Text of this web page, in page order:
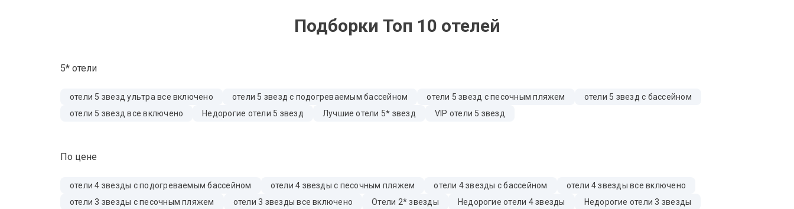
Подборки Топ 10 отелей
5* отели
отели 5 звезд ультра все включено отели 5 звезд с подогреваемым бассейном отели 5 звезд с песочным пляжем
отели 5 звезд с бассейном
отели 5 звезд все включено
Недорогие отели 5 звезд Лучшие отели 5* звезд VIP отели 5 звезд
По цене
отели 4 звезды с подогреваемым бассейном отели 4 звезды с песочным пляжем отели 4 звезды с бассейном
отели 4 звезды все включено
отели 3 звезды с песочным пляжем
отели 3 звезды все включено Отели 2* звезды Недорогие отели 4 звезды
Недорогие отели 3 звезды